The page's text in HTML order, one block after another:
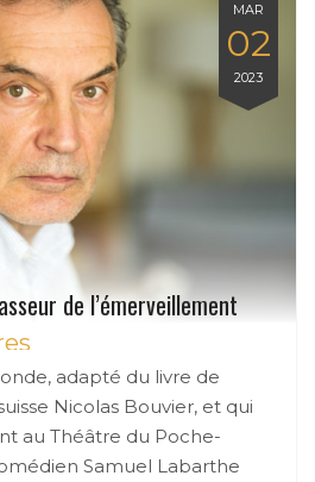
MAR
02
2023
de l’émerveillement
adapté du livre de
Nicolas Bouvier, et qui
au Théâtre du Poche-
Samuel Labarthe